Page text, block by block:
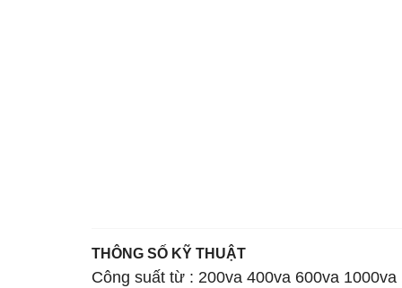
THÔNG SỐ KỸ THUẬT
Công suất từ : 200va 400va 600va